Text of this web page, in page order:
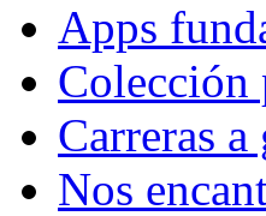
Apps
Colección
Carreras
Nos